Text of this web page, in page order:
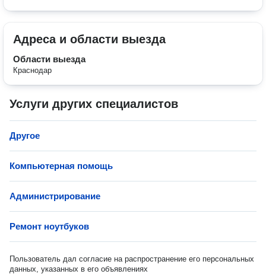
Адреса и области выезда
Области выезда
Краснодар
Услуги других специалистов
Другое
Компьютерная помощь
Администрирование
Ремонт ноутбуков
Пользователь дал согласие на распространение его персональных
данных, указанных в его объявлениях